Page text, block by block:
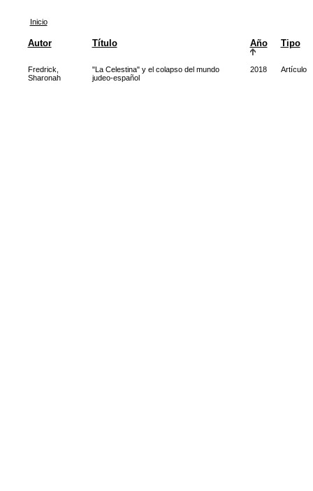
Inicio
Autor Título Año Tipo
Fredrick,
Sharonah
"La Celestina" y el colapso del mundo
judeo-español
2018 Artículo